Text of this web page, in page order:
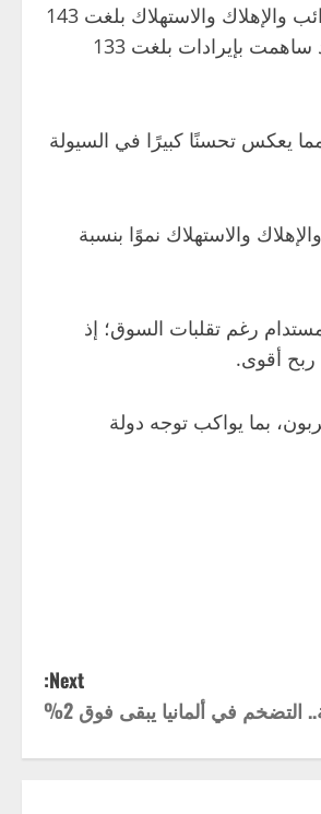
إيرادات قدرها 652 مليون درهم، بنمو 21 بالمئة على أساس سنوي، وسجّلت أرباحاً قبل الفوائد والضرائب والإهلاك والاستهلاك بلغت 143
مليون درهم، وضمن هذه الوحدة، يندرج قطاع الأنابيب والمنتجات الأخرى ضمن الأصول المحتفظ بها للبيع في إطار عملية التخارج الجارية، وقد ساهمت بإيرادات بلغت 133
الرصيد النقدي للمجموعة ليصل إلى 711 مليون درهم في 30 سبتمبر 2025، مقارنةً بـ 337 مليون درهم في 31 ديسمبر 2024، مما يعكس تحسنًا كبيرًا في السيولة
والضرائب والإهلاك والاستهلاك نموًا بنسبة
رغم تقلبات السوق؛ إذ
ربح أقوى.
بما يواكب توجه دولة
Next:
في ألمانيا يبقى فوق 2%